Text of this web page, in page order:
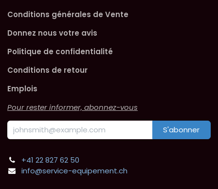
Conditions générales de Vente
Donnez nous votre avis
Politique de confidentialité
Conditions de retour
Emplois
Pour rester informer, abonnez-vous
S'abonner
+41 22 827 62 50
info@service-equipement.ch